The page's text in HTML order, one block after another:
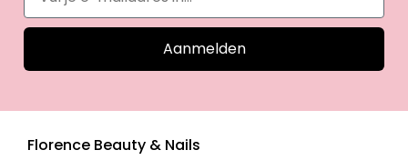
Aanmelden
Florence Beauty & Nails